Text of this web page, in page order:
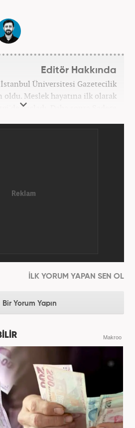
Editör Hakkında
Üniversitesi Gazetecilik
Meslek hayatına ilk olarak
başladı. Daha sonra Sadece
İLK YORUM YAPAN SEN OL
Bir Yorum Yapın
Makroo